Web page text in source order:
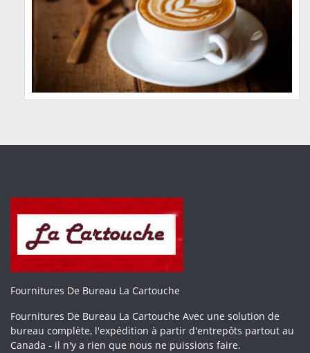
Fournitures De Bureau La Cartouche
Fournitures De Bureau La Cartouche Avec une solution de
bureau complète, l'expédition à partir d'entrepôts partout au
Canada - il n'y a rien que nous ne puissions faire.